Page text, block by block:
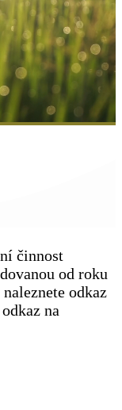
činnost
od roku
odkaz
na